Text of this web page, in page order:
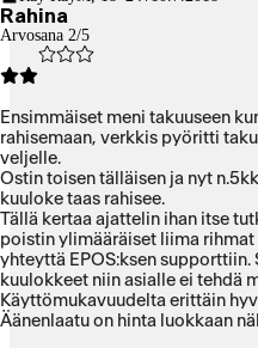
Rahina
Arvosana 2/5
Ensimmäiset meni takuuseen
rahisemaan, verkkis pyöritti
veljelle.
Ostin toisen tälläisen ja nyt n.5kk käytön jälkeen oikea puoleinen
kuuloke taas rahisee.
Tällä kertaa ajattelin ihan itse
poistin ylimääräiset liima rihmat ym. mutta ei
yhteyttä EPOS:ksen
kuulokkeet niin asialle ei tehdä
Käyttömukavuudelta erittäin
Äänenlaatu on hinta luokkaan